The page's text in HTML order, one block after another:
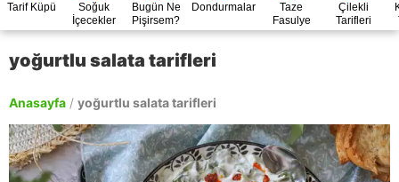
Tarif Küpü
Soğuk
İçecekler
Bugün Ne
Pişirsem?
Dondurmalar
Taze
Fasulye
Zamanı
Çilekli
Tarifleri
yoğurtlu salata tarifleri
Anasayfa / yoğurtlu salata tarifleri